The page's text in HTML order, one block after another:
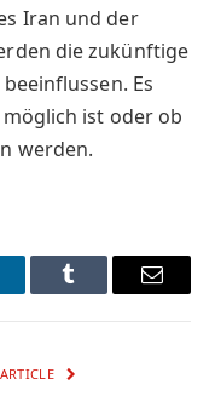
Iran und der
die zukünftige
Es
ist oder ob
werden.
Tumblr Email